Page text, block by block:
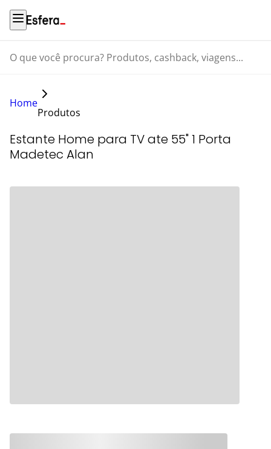
O que você procura? Produtos, cashback, viagens...
Home
Produtos
Estante Home para TV ate 55" 1 Porta
Madetec Alan